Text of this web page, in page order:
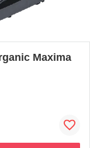
Maxima